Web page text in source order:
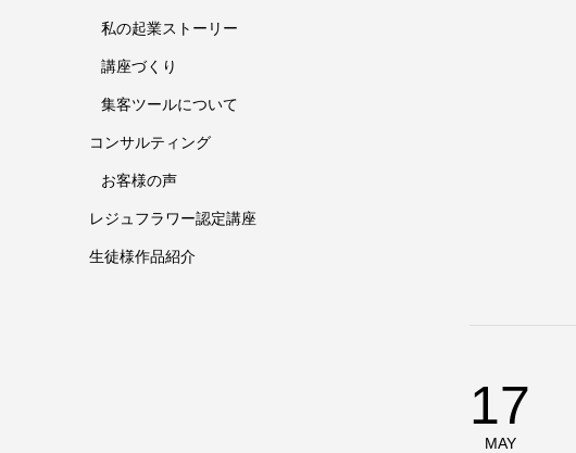
17
MAY
私の起業ストーリー
講座づくり
集客ツールについて
コンサルティング
お客様の声
レジュフラワー認定講座
生徒様作品紹介